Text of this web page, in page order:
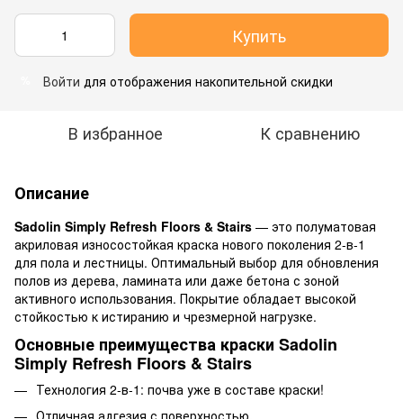
Купить
Войти для отображения накопительной скидки
В избранное К сравнению
Описание
Sadolin Simply Refresh Floors & Stairs — это полуматовая
акриловая износостойкая краска нового поколения 2-в-1
для пола и лестницы. Оптимальный выбор для обновления
полов из дерева, ламината или даже бетона с зоной
активного использования. Покрытие обладает высокой
стойкостью к истиранию и чрезмерной нагрузке.
Основные преимущества краски Sadolin
Simply Refresh Floors & Stairs
Технология 2-в-1: почва уже в составе краски!
Отличная адгезия с поверхностью.